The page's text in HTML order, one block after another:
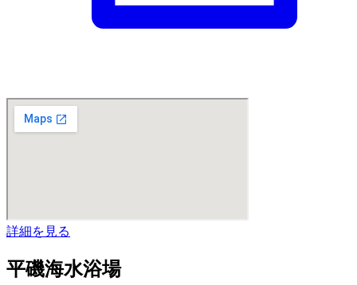
詳細を見る
平磯海水浴場